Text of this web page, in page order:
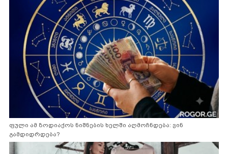
ფული ამ ზოდიაქოს ნიშნების ხელში აღმოჩნდება: ვინ
გამდიდრდება?